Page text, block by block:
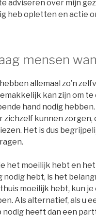
adviseren over mijn
heb opletten en actie
mensen
allemaal zo’n
kan zijn om
hand nodig
zichzelf kunnen zorgen,
Het is dus
het moeilijk hebt en
nodig hebt, is het
moeilijk hebt, kun
Als alternatief, als u
nodig heeft dan een